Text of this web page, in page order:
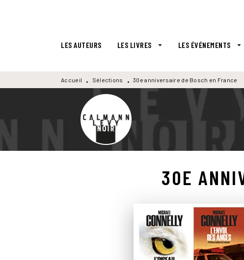
LES AUTEURS LES LIVRES arrow_drop_down LES ÉVÉNEMENTS arrow_drop_down
Accueil • Sélections • 30e anniversaire de Bosch en France
30E